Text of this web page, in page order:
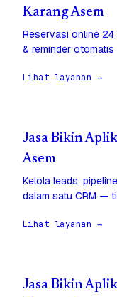
Karang Asem
Reservasi online 24
& reminder
Lihat layanan →
Jasa Bikin
Asem
Kelola leads,
dalam satu CRM —
Lihat layanan →
Jasa Bikin